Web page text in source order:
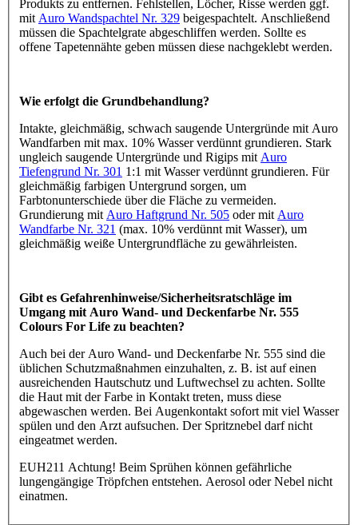
Produkts zu entfernen. Fehlstellen, Löcher, Risse werden ggf.
mit Auro Wandspachtel Nr. 329 beigespachtelt. Anschließend
müssen die Spachtelgrate abgeschliffen werden. Sollte es
offene Tapetennähte geben müssen diese nachgeklebt werden.
Wie erfolgt die Grundbehandlung?
Intakte, gleichmäßig, schwach saugende Untergründe mit Auro
Wandfarben mit max. 10% Wasser verdünnt grundieren. Stark
ungleich saugende Untergründe und Rigips mit Auro
Tiefengrund Nr. 301 1:1 mit Wasser verdünnt grundieren. Für
gleichmäßig farbigen Untergrund sorgen, um
Farbtonunterschiede über die Fläche zu vermeiden.
Grundierung mit Auro Haftgrund Nr. 505 oder mit Auro
Wandfarbe Nr. 321 (max. 10% verdünnt mit Wasser), um
gleichmäßig weiße Untergrundfläche zu gewährleisten.
Gibt es Gefahrenhinweise/Sicherheitsratschläge im
Umgang mit Auro Wand- und Deckenfarbe Nr. 555
Colours For Life zu beachten?
Auch bei der Auro Wand- und Deckenfarbe Nr. 555 sind die
üblichen Schutzmaßnahmen einzuhalten, z. B. ist auf einen
ausreichenden Hautschutz und Luftwechsel zu achten. Sollte
die Haut mit der Farbe in Kontakt treten, muss diese
abgewaschen werden. Bei Augenkontakt sofort mit viel Wasser
spülen und den Arzt aufsuchen. Der Spritznebel darf nicht
eingeatmet werden.
EUH211 Achtung! Beim Sprühen können gefährliche
lungengängige Tröpfchen entstehen. Aerosol oder Nebel nicht
einatmen.